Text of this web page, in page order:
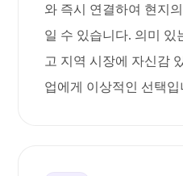
와 즉시 연결하여 현지
일 수 있습니다. 의미
고 지역 시장에 자신감
업에게 이상적인 선택입